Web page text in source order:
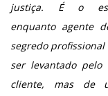
justiça. É o
enquanto agente
segredo
ser levantado
cliente, mas de